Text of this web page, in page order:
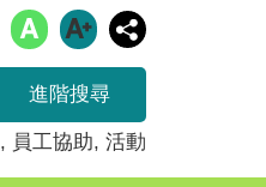
進階搜尋
員工協助 活動